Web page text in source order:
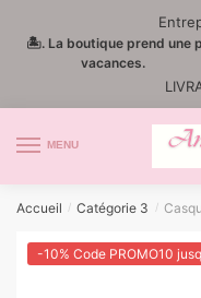
🏝️. La boutique prend une
MENU
Accueil / Catégorie 3 /
-10% Code PROMO10